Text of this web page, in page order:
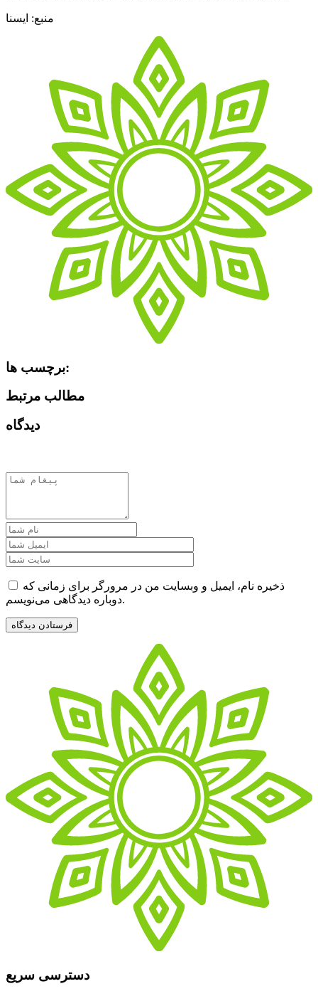
منبع: ایسنا
برچسب ها:
مطالب مرتبط
دیدگاه
ذخیره نام، ایمیل و وبسایت من در مرورگر برای زمانی که
دوباره دیدگاهی می‌نویسم.
دسترسی سریع